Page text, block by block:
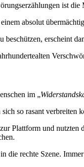
ist
absolut
beschützen, erscheint
im „
so rasant verbreiten
Plattform und
rechte Szene.